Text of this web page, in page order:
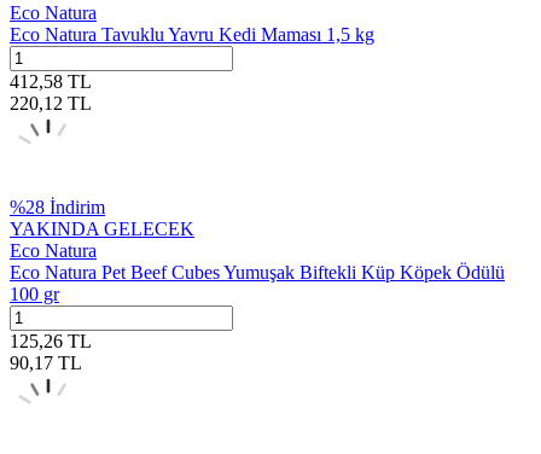
Eco Natura
Eco Natura Tavuklu Yavru Kedi Maması 1,5 kg
412,58 TL
220,12 TL
%28 İndirim
YAKINDA GELECEK
Eco Natura
Eco Natura Pet Beef Cubes Yumuşak Biftekli Küp Köpek Ödülü
100 gr
125,26 TL
90,17 TL